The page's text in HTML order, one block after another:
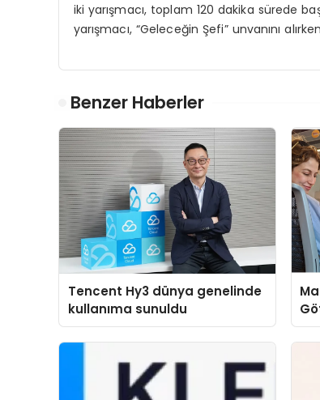
iki yarışmacı, toplam 120 dakika sürede
yarışmacı, “Geleceğin Şefi” unvanını
Benzer Haberler
Tencent Hy3 dünya genelinde
kullanıma sunuldu